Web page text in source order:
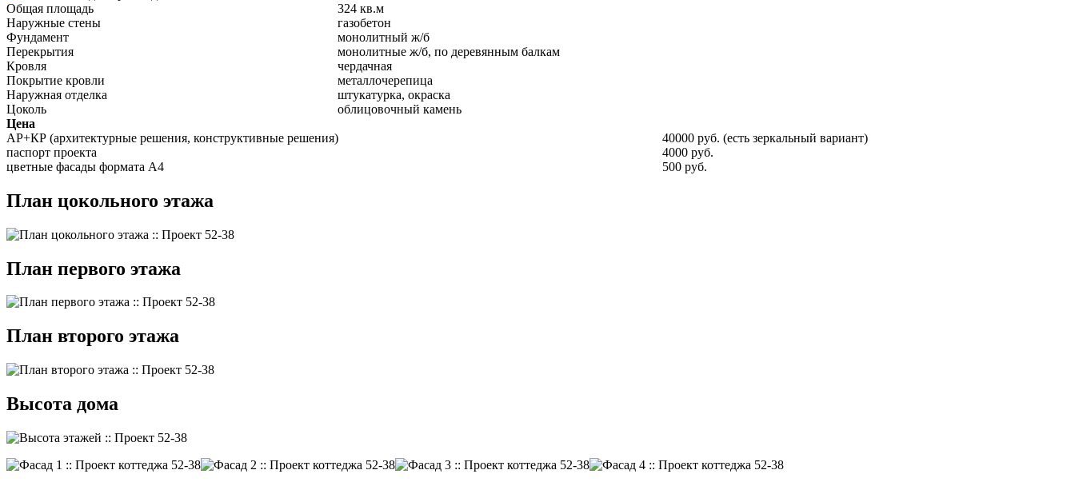
Общая площадь
324 кв.м
Наружные стены
газобетон
Фундамент
монолитный ж/б
Перекрытия
монолитные ж/б, по деревянным балкам
Кровля
чердачная
Покрытие кровли
металлочерепица
Наружная отделка
штукатурка, окраска
Цоколь
облицовочный камень
Цена
АР+КР (архитектурные решения, конструктивные решения)
40000 руб. (есть зеркальный вариант)
паспорт проекта
4000 руб.
цветные фасады формата А4
500 руб.
План цокольного этажа
План первого этажа
План второго этажа
Высота дома